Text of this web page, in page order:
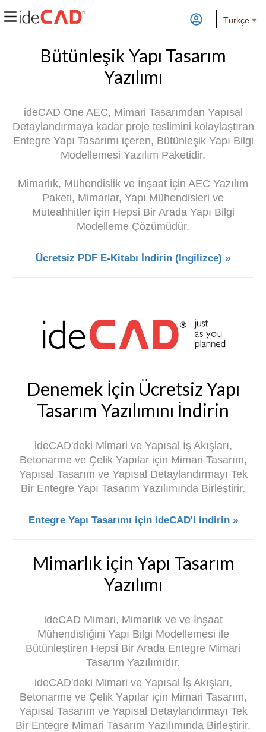
Türkçe
Bütünleşik Yapı Tasarım
Yazılımı
ideCAD One AEC, Mimari Tasarımdan Yapısal
Detaylandırmaya kadar proje teslimini kolaylaştıran
Entegre Yapı Tasarımı içeren, Bütünleşik Yapı Bilgi
Modellemesi Yazılım Paketidir.
Mimarlık, Mühendislik ve İnşaat için AEC Yazılım
Paketi, Mimarlar, Yapı Mühendisleri ve
Müteahhitler için Hepsi Bir Arada Yapı Bilgi
Modelleme Çözümüdür.
Ücretsiz PDF E-Kitabı İndirin (Ingilizce) »
Denemek İçin Ücretsiz Yapı
Tasarım Yazılımını İndirin
ideCAD'deki Mimari ve Yapısal İş Akışları,
Betonarme ve Çelik Yapılar için Mimari Tasarım,
Yapısal Tasarım ve Yapısal Detaylandırmayı Tek
Bir Entegre Yapı Tasarım Yazılımında Birleştirir.
Entegre Yapı Tasarımı için ideCAD'i indirin »
Mimarlık için Yapı Tasarım
Yazılımı
ideCAD Mimari, Mimarlık ve ve İnşaat
Mühendisliğini Yapı Bilgi Modellemesi ile
Bütünleştiren Hepsi Bir Arada Entegre Mimari
Tasarım Yazılımıdır.
ideCAD'deki Mimari ve Yapısal İş Akışları,
Betonarme ve Çelik Yapılar için Mimari Tasarım,
Yapısal Tasarım ve Yapısal Detaylandırmayı Tek
Bir Entegre Mimari Tasarım Yazılımında Birleştirir.